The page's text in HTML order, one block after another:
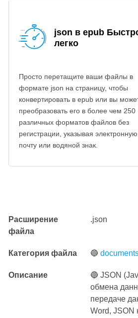
json в epub
легко
Просто перетащите ваши файлы в
формате json на страницу, чтобы
конвертировать в epub или вы
преобразовать его в более чем 250
различных форматов файлов без
регистрации, указывая электронную
почту или водяной знак.
Расширение
файла
.json
Категория файла 🔵
Описание
🔵 JSON
обмена
передаче
Word, JSON